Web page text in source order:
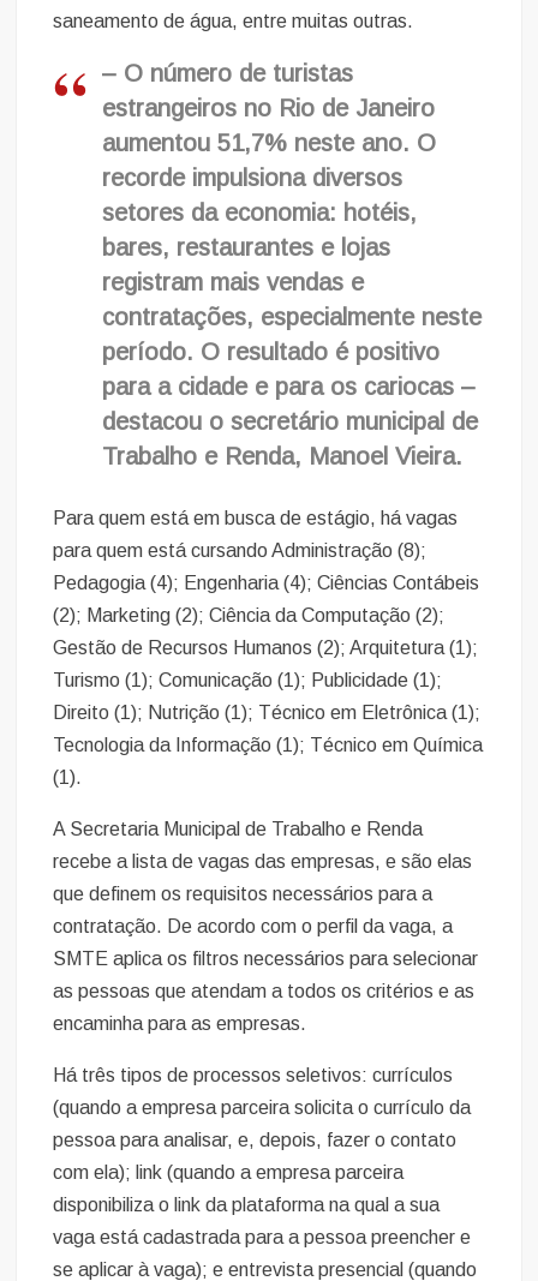
saneamento de água, entre muitas outras.
– O número de turistas
estrangeiros no Rio de Janeiro
aumentou 51,7% neste ano. O
recorde impulsiona diversos
setores da economia: hotéis,
bares, restaurantes e lojas
registram mais vendas e
contratações, especialmente neste
período. O resultado é positivo
para a cidade e para os cariocas –
destacou o secretário municipal de
Trabalho e Renda, Manoel Vieira.
Para quem está em busca de estágio, há vagas
para quem está cursando Administração (8);
Pedagogia (4); Engenharia (4); Ciências Contábeis
(2); Marketing (2); Ciência da Computação (2);
Gestão de Recursos Humanos (2); Arquitetura (1);
Turismo (1); Comunicação (1); Publicidade (1);
Direito (1); Nutrição (1); Técnico em Eletrônica (1);
Tecnologia da Informação (1); Técnico em Química
(1).
A Secretaria Municipal de Trabalho e Renda
recebe a lista de vagas das empresas, e são elas
que definem os requisitos necessários para a
contratação. De acordo com o perfil da vaga, a
SMTE aplica os filtros necessários para selecionar
as pessoas que atendam a todos os critérios e as
encaminha para as empresas.
Há três tipos de processos seletivos: currículos
(quando a empresa parceira solicita o currículo da
pessoa para analisar, e, depois, fazer o contato
com ela); link (quando a empresa parceira
disponibiliza o link da plataforma na qual a sua
vaga está cadastrada para a pessoa preencher e
se aplicar à vaga); e entrevista presencial (quando